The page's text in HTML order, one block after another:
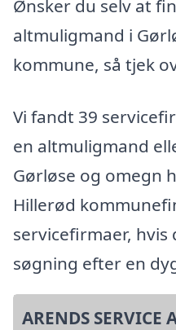
Ønsker du selv at
altmuligmand i
kommune, så tjek
Vi fandt 39
en altmuligmand
Gørløse og omegn
Hillerød
servicefirmaer, hvis
søgning efter en
ARENDS SERVICE